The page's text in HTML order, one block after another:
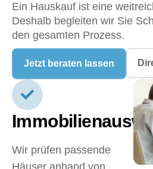
Ein Hauskauf ist eine
Deshalb begleiten wir Sie
den gesamten Prozess.
Jetzt beraten lassen
Wir prüfen passende
Häuser anhand von